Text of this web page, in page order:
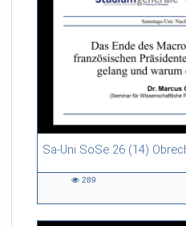
Sa-Uni SoSe 26 (14)
46:53 duration
289